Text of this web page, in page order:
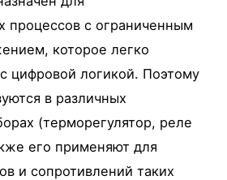
процессов с ограниченным
которое легко
цифровой логикой. Поэтому
в различных
(терморегулятор, реле
его применяют для
и сопротивлений таких